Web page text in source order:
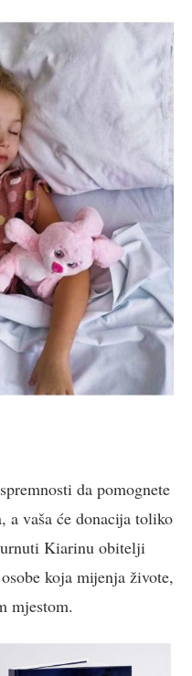
da pomognete
a vaša će donacija toliko
Kiarinu obitelji
koja mijenja živote,
mjestom.